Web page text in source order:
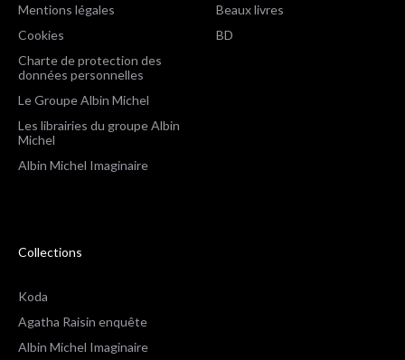
Mentions légales
Cookies
Charte de protection des
données personnelles
Le Groupe Albin Michel
Les librairies du groupe Albin
Michel
Albin Michel Imaginaire
Beaux livres
BD
Collections
Koda
Agatha Raisin enquête
Albin Michel Imaginaire